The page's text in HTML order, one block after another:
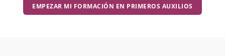
EMPEZAR MI FORMACIÓN EN PRIMEROS AUXILIOS